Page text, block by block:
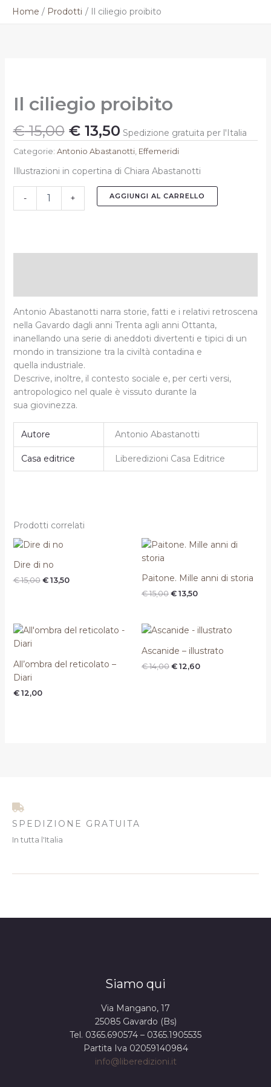
Home Prodotti Il ciliegio proibito
Il ciliegio proibito
€15,00
originale
era:
€ 15,00.
€13,50
attuale
è:
Spedizione gratuita per l'Italia
Categorie: Antonio Abastanotti, Effemeridi
Illustrazioni in copertina di Chiara Abastanotti
-
quantità
+ AGGIUNGI AL CARRELLO
Antonio Abastanotti narra storie, fatti e i relativi retroscena
nella Gavardo dagli anni Trenta agli anni Ottanta,
inanellando una serie di aneddoti divertenti e tipici di un
mondo in transizione tra la civiltà contadina e
quella industriale.
Descrive, inoltre, il contesto sociale e, per certi versi,
antropologico nel quale è vissuto durante la
sua giovinezza.
Autore Antonio Abastanotti
Casa editrice Liberedizioni Casa Editrice
Prodotti correlati
Dire di no
€15,00
Il
originale
€ 15,00.
€13,50€ 13,50.
Paitone. Mille anni di storia
€15,00
Il
€ 15,00.
€ 13,50
Il
€ 13,50.
All’ombra del reticolato –
Diari
€12,00
Ascanide – illustrato
€14,00
Il
originale
era:
€ 14,00.
€ 12,60
Il
attuale
è:
€ 12,60.
SPEDIZIONE GRATUITA
In tutta l'Italia
Siamo qui
Via Mangano, 17
25085 Gavardo (Bs)
Tel. 0365.690574 – 0365.1905535
Partita Iva 02059140984
info@liberedizioni.it